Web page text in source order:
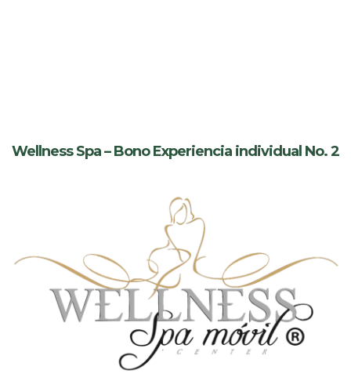
Wellness Spa – Bono Experiencia individual No. 2